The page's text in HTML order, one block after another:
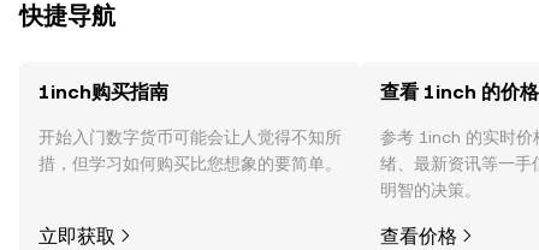
快捷导航
1inch购买指南
开始入门数字货币可能会让人觉得不知所
措，但学习如何购买比您想象的要简单。
立即获取
查看 1inch 的价格
参考 1inch 的实时价
绪、最新资讯等一手
明智的决策。
查看价格